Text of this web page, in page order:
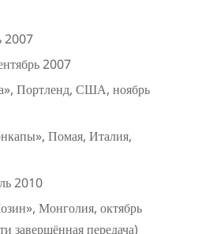
2007
2007
Портленд, США, ноябрь
Помая, Италия,
2010
Монголия, октябрь
завершённая передача)